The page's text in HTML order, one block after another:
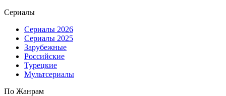
Сериалы
Сериалы 2026
Сериалы 2025
Зарубежные
Российские
Турецкие
Мультсериалы
По Жанрам